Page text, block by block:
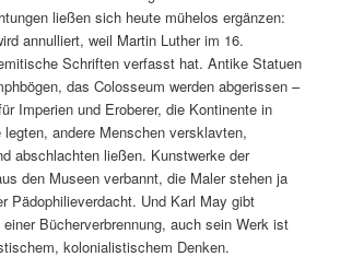
ließen sich heute mühelos ergänzen:
annulliert, weil Martin Luther im 16.
Schriften verfasst hat. Antike Statuen
das Colosseum werden abgerissen –
Imperien und Eroberer, die Kontinente in
andere Menschen versklavten,
abschlachten ließen. Kunstwerke der
den Museen verbannt, die Maler stehen ja
Pädophilieverdacht. Und Karl May gibt
Bücherverbrennung, auch sein Werk ist
kolonialistischem Denken.